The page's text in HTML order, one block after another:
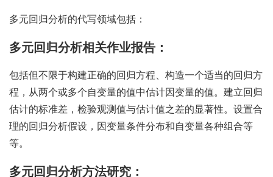
多元回归分析的代写领域包括：
多元回归分析相关作业报告：
包括但不限于构建正确的回归方程、构造一个适当的回归方
程，从两个或多个自变量的值中估计因变量的值。建立回归
估计的标准差，检验观测值与估计值之差的显著性。设置合
理的回归分析假设，因变量条件分布和自变量各种组合等
等。
多元回归分析方法研究：